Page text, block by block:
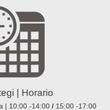
| Horario
| 10:00 -14:00/ 15:00 -17:00